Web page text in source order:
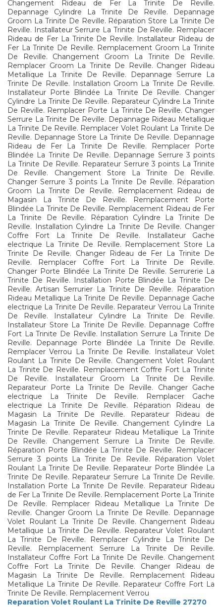
Changement Rideau de Fer La Trinite De Reville.
Depannage Cylindre La Trinite De Reville. Depannage
Groom La Trinite De Reville. Réparation Store La Trinite De
Reville. Installateur Serrure La Trinite De Reville. Remplacer
Rideau de Fer La Trinite De Reville. Installateur Rideau de
Fer La Trinite De Reville. Remplacement Groom La Trinite
De Reville. Changement Groom La Trinite De Reville.
Remplacer Groom La Trinite De Reville. Changer Rideau
Metallique La Trinite De Reville. Depannage Serrure La
Trinite De Reville. Installation Groom La Trinite De Reville.
Installateur Porte Blindée La Trinite De Reville. Changer
Cylindre La Trinite De Reville. Reparateur Cylindre La Trinite
De Reville. Remplacer Porte La Trinite De Reville. Changer
Serrure La Trinite De Reville. Depannage Rideau Metallique
La Trinite De Reville. Remplacer Volet Roulant La Trinite De
Reville. Depannage Store La Trinite De Reville. Depannage
Rideau de Fer La Trinite De Reville. Remplacer Porte
Blindée La Trinite De Reville. Depannage Serrure 3 points
La Trinite De Reville. Reparateur Serrure 3 points La Trinite
De Reville. Changement Store La Trinite De Reville.
Changer Serrure 3 points La Trinite De Reville. Réparation
Groom La Trinite De Reville. Remplacement Rideau de
Magasin La Trinite De Reville. Remplacement Porte
Blindée La Trinite De Reville. Remplacement Rideau de Fer
La Trinite De Reville. Réparation Cylindre La Trinite De
Reville. Installation Cylindre La Trinite De Reville. Changer
Coffre Fort La Trinite De Reville. Installateur Gache
electrique La Trinite De Reville. Remplacement Store La
Trinite De Reville. Changer Rideau de Fer La Trinite De
Reville. Remplacer Coffre Fort La Trinite De Reville.
Changer Porte Blindée La Trinite De Reville. Serrurerie La
Trinite De Reville. Installation Porte Blindée La Trinite De
Reville. Artisan Serrurier La Trinite De Reville. Réparation
Rideau Metallique La Trinite De Reville. Depannage Gache
electrique La Trinite De Reville. Reparateur Verrou La Trinite
De Reville. Installateur Cylindre La Trinite De Reville.
Installateur Store La Trinite De Reville. Depannage Coffre
Fort La Trinite De Reville. Installation Serrure La Trinite De
Reville. Depannage Porte Blindée La Trinite De Reville.
Remplacer Verrou La Trinite De Reville. Installateur Volet
Roulant La Trinite De Reville. Changement Volet Roulant
La Trinite De Reville. Remplacement Coffre Fort La Trinite
De Reville. Installateur Groom La Trinite De Reville.
Reparateur Porte La Trinite De Reville. Changer Gache
electrique La Trinite De Reville. Remplacer Gache
electrique La Trinite De Reville. Réparation Rideau de
Magasin La Trinite De Reville. Reparateur Rideau de
Magasin La Trinite De Reville. Changement Cylindre La
Trinite De Reville. Reparateur Rideau Metallique La Trinite
De Reville. Changement Serrure La Trinite De Reville.
Réparation Porte Blindée La Trinite De Reville. Remplacer
Serrure 3 points La Trinite De Reville. Réparation Volet
Roulant La Trinite De Reville. Reparateur Porte Blindée La
Trinite De Reville. Reparateur Serrure La Trinite De Reville.
Installation Porte La Trinite De Reville. Reparateur Rideau
de Fer La Trinite De Reville. Remplacement Porte La Trinite
De Reville. Remplacer Rideau Metallique La Trinite De
Reville. Changer Groom La Trinite De Reville. Depannage
Volet Roulant La Trinite De Reville. Changement Rideau
Metallique La Trinite De Reville. Reparateur Volet Roulant
La Trinite De Reville. Remplacer Cylindre La Trinite De
Reville. Remplacement Serrure La Trinite De Reville.
Installateur Coffre Fort La Trinite De Reville. Changement
Coffre Fort La Trinite De Reville. Changer Rideau de
Magasin La Trinite De Reville. Remplacement Rideau
Metallique La Trinite De Reville. Reparateur Coffre Fort La
Trinite De Reville. Remplacement Verrou
Reparation Volet Roulant La Trinite De Reville 27270